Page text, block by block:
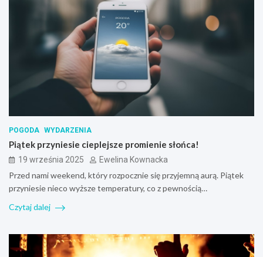
POGODA WYDARZENIA
Piątek przyniesie cieplejsze promienie słońca!
19 września 2025 Ewelina Kownacka
Przed nami weekend, który rozpocznie się przyjemną aurą. Piątek
przyniesie nieco wyższe temperatury, co z pewnością…
Czytaj dalej